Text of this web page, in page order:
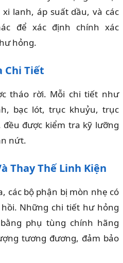
lanh, áp suất dầu, và các
để xác định chính xác
hỏng.
Chi Tiết
tháo rời. Mỗi chi tiết như
bạc lót, trục khuỷu, trục
được kiểm tra kỹ lưỡng
nứt.
Thay Thế Linh Kiện
các bộ phận bị mòn nhẹ có
Những chi tiết hư hỏng
phụ tùng chính hãng
tương đương, đảm bảo